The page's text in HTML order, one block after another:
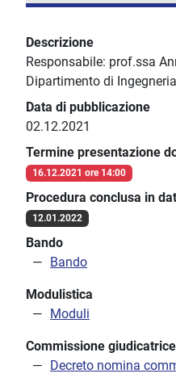
Descrizione
Responsabile: prof.ssa
Dipartimento di Ingegneria
Data di pubblicazione
02.12.2021
Termine presentazione
16.12.2021 ore 14:00
Procedura conclusa in
12.01.2022
Bando
Bando
Modulistica
Moduli
Commissione giudicatrice
Decreto nomina